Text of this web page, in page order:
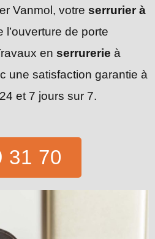
Vanmol, votre serrurier à
l’ouverture de porte
en serrurerie à
une satisfaction garantie à
et 7 jours sur 7.
31 70